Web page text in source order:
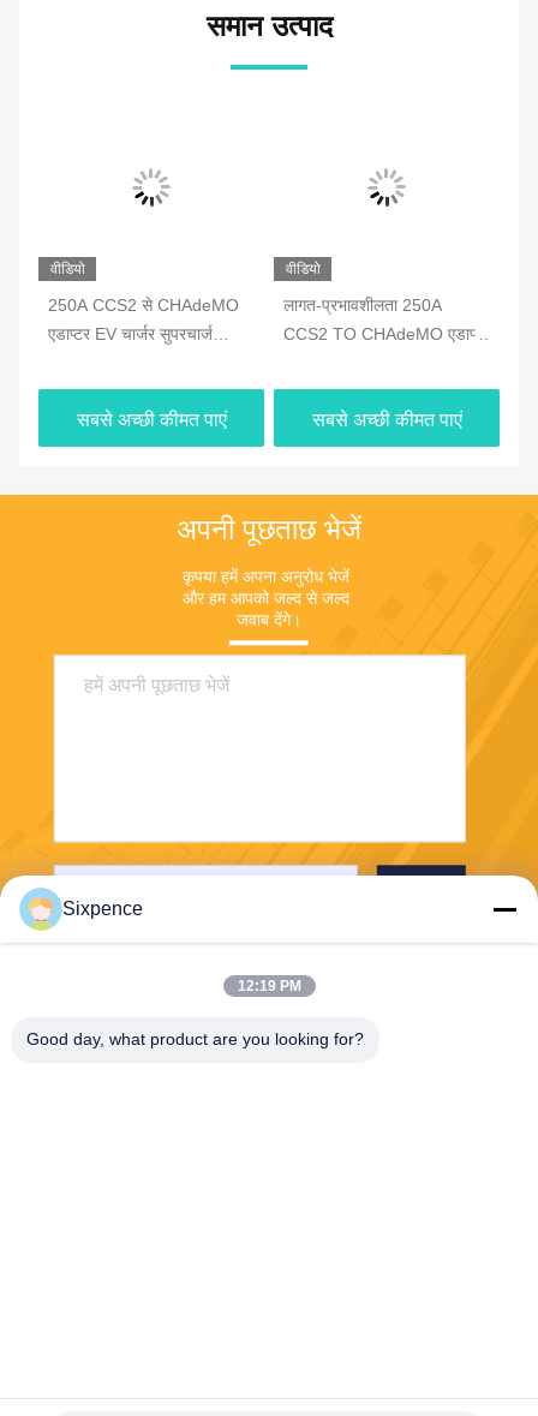
समान उत्पाद
वीडियो
250A CCS2 से CHAdeMO
एडाप्टर EV चार्जर सुपरचार्ज
इलेक्ट्रिक वाहन डीसी एडाप्टर
निसान CHAdeMO मानक कार के
लिए
सबसे अच्छी कीमत पाएं
वीडियो
लागत-प्रभावशीलता 250A
CCS2 TO CHAdeMO एडाप्टर
चार्जिंग स्टेशन चार्जिंग Chademo
सबसे अच्छी कीमत पाएं
अपनी पूछताछ भेजें
कृपया हमें अपना अनुरोध भेजें
और हम आपको जल्द से जल्द
जवाब देंगे।
Sixpence
12:19 PM
Good day, what product are you looking for?